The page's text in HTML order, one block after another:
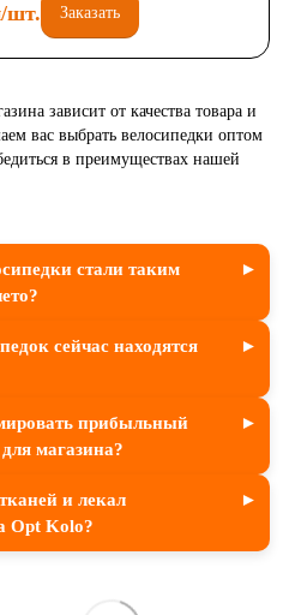
шт. Заказать
зависит от качества товара и
вас выбрать велосипедки оптом
в преимуществах нашей
стали таким
сейчас находятся
прибыльный
магазина?
и лекал
Opt Kolo?